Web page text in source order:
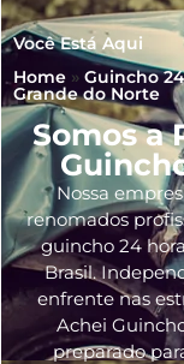
Você Está Aqui
Home » Guincho
Grande do Norte
Somos a
Nossa
renomados
guincho 24
Brasil.
enfrente nas
Achei
preparado